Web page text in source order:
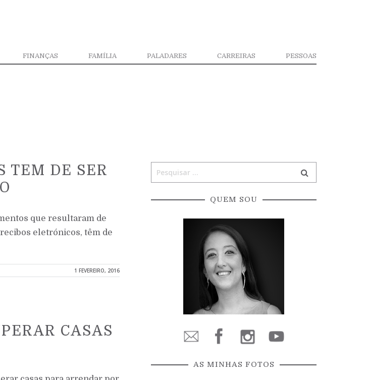
FINANÇAS FAMÍLIA PALADARES CARREIRAS PESSOAS
TEM DE SER
que resultaram de
eletrónicos, têm de
1 FEVEREIRO, 2016
CASAS
QUEM SOU
AS MINHAS FOTOS